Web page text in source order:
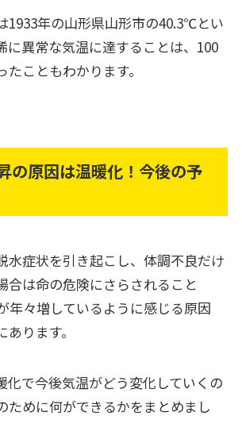
1933年の山形県山形市の40.3℃とい
に異常な気温に達することは、100
こともわかります。
の原因は温暖化！今後の予
水症状を引き起こし、体調不良だけ
合は命の危険にさらされること
々増しているように感じる原因
ります。
化で今後気温がどう変化していくの
ために何ができるかをまとめまし